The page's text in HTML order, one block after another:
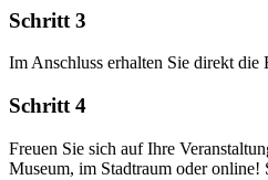
Schritt 3
Im Anschluss erhalten Sie direkt die
Schritt 4
Freuen Sie sich auf Ihre
Museum, im Stadtraum oder online!